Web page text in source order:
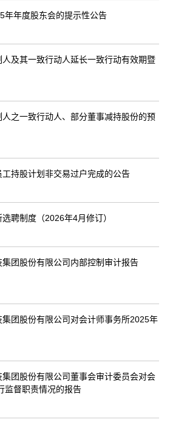
年年度股东会的提示性公告
及其一致行动人延长一致行动有效期暨
之一致行动人、部分董事减持股份的预
持股计划非交易过户完成的公告
聘制度（2026年4月修订）
团股份有限公司内部控制审计报告
团股份有限公司对会计师事务所2025年
团股份有限公司董事会审计委员会对会
监督职责情况的报告